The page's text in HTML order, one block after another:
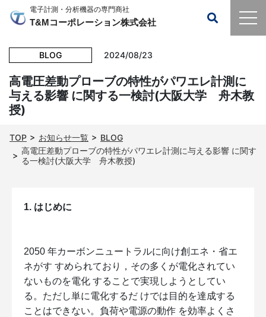
電子計測・分析機器の専門商社
T&Mコーポレーション株式会社
BLOG 2024/08/23
高電圧差動プローブの特性がパワエレ計測に
与える影響 に関する一検討(大阪大学 舟木教
授)
TOP お知らせ一覧
BLOG
高電圧差動プローブの特性がパワエレ計測に与える影響 に関す
る一検討(大阪大学 舟木教授)
1. はじめに
2050 年カーボンニュートラルに向け創エネ・省エ
ネがす すめられており，その多くが電化されてい
ないものを電化 することで実現しようとしてい
る。ただし単に電化するだ けでは目的を達成する
ことはできない。負荷や電源の動作 を効率よくさ